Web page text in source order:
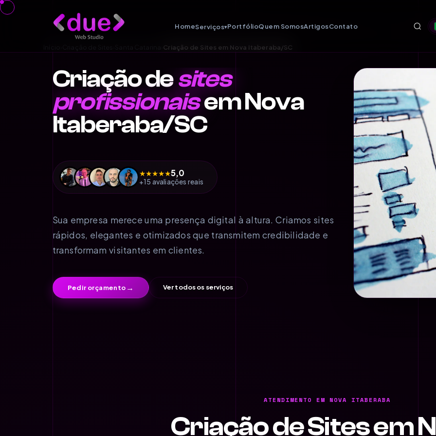
HomeServiços▾PortfólioQuem SomosArtigosContato
Criação de Sites em Nova Itaberaba/SC
Criação desites
profissionaisem Nova
Itaberaba/SC
★★★★★5,0
+15 avaliações reais
Sua empresa merece uma presença digital à altura. Criamos sites
rápidos, elegantes e otimizados que transmitem credibilidade e
transformam visitantes em clientes.
Pedir orçamento → Ver todos os serviços
ATENDIMENTO EM NOVA ITABERABA
Criação de Sites em